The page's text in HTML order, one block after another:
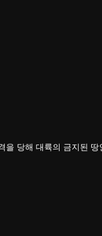
당해 대륙의 금지된
진의 의지를 이어받았다.
진은 의연하게 천하 다